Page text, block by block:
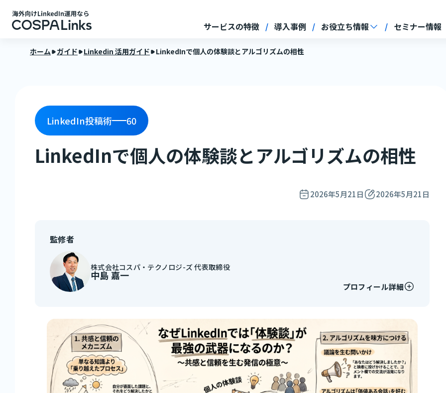
サービスの特徴 導入事例 お役立ち情報 セミナー情報
ホーム ガイド Linkedin 活用ガイド LinkedInで個人の体験談とアルゴリズムの相性
LinkedIn投稿術 60
LinkedInで個人の体験談とアルゴリズムの相性
2026年5月21日 2026年5月21日
監修者
株式会社コスパ・テクノロジ-ズ 代表取締役
中島 嘉一
プロフィール詳細